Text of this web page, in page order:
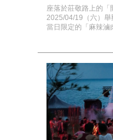
座落於莊敬路上的
2025/04/19（六）
當日限定的「麻辣滷